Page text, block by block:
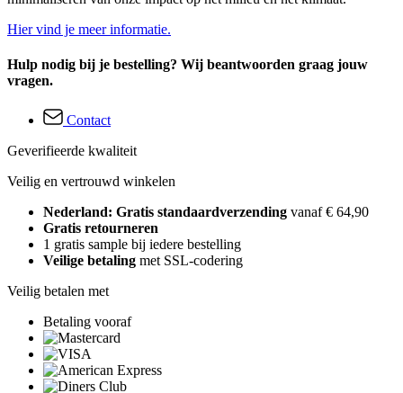
Hier vind je meer informatie.
Hulp nodig bij je bestelling? Wij beantwoorden graag jouw
vragen.
Contact
Geverifieerde kwaliteit
Veilig en vertrouwd winkelen
Nederland: Gratis standaardverzending vanaf € 64,90
Gratis retourneren
1 gratis sample bij iedere bestelling
Veilige betaling met SSL-codering
Veilig betalen met
Betaling vooraf